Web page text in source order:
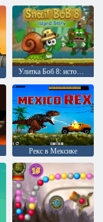
Улитка Боб 8: история на острове
Рекс в Мексике